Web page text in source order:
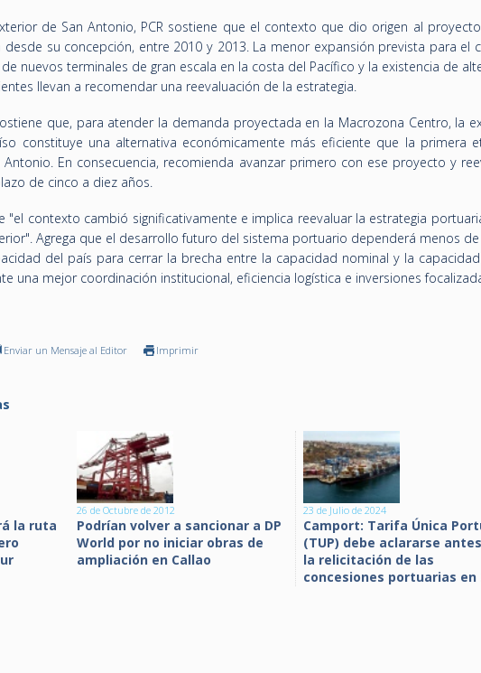
de San Antonio, PCR sostiene que el contexto que dio origen al
desde su concepción, entre 2010 y 2013. La menor expansión prevista para el
nuevos terminales de gran escala en la costa del Pacífico y la existencia de
llevan a recomendar una reevaluación de la estrategia.
que, para atender la demanda proyectada en la Macrozona Centro, la
constituye una alternativa económicamente más eficiente que la primera
En consecuencia, recomienda avanzar primero con ese proyecto y
de cinco a diez años.
"el contexto cambió significativamente e implica reevaluar la estrategia
Agrega que el desarrollo futuro del sistema portuario dependerá menos
del país para cerrar la brecha entre la capacidad nominal y la
una mejor coordinación institucional, eficiencia logística e inversiones
Enviar un Mensaje al Editor Imprimir
la ruta
26 de Octubre de 2012
Podrían volver a sancionar a DP
World por no iniciar obras de
ampliación en Callao
23 de Julio de 2024
Camport: Tarifa Única
(TUP) debe aclararse
la relicitación de las
concesiones portuarias en